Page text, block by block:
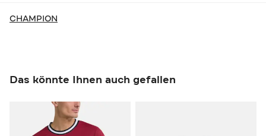
CHAMPION
Das könnte Ihnen auch gefallen